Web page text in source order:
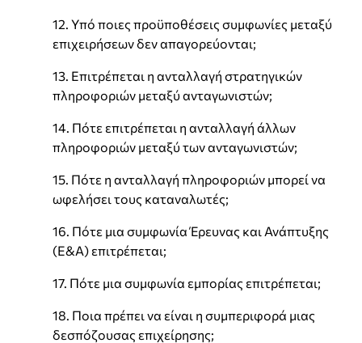
12. Υπό ποιες προϋποθέσεις συμφωνίες μεταξύ
επιχειρήσεων δεν απαγορεύονται;
13. Επιτρέπεται η ανταλλαγή στρατηγικών
πληροφοριών μεταξύ ανταγωνιστών;
14. Πότε επιτρέπεται η ανταλλαγή άλλων
πληροφοριών μεταξύ των ανταγωνιστών;
15. Πότε η ανταλλαγή πληροφοριών μπορεί να
ωφελήσει τους καταναλωτές;
16. Πότε μια συμφωνία Έρευνας και Ανάπτυξης
(Ε&Α) επιτρέπεται;
17. Πότε μια συμφωνία εμπορίας επιτρέπεται;
18. Ποια πρέπει να είναι η συμπεριφορά μιας
δεσπόζουσας επιχείρησης;